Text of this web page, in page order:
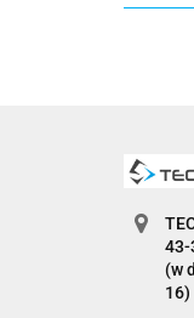
43-
(w
16)